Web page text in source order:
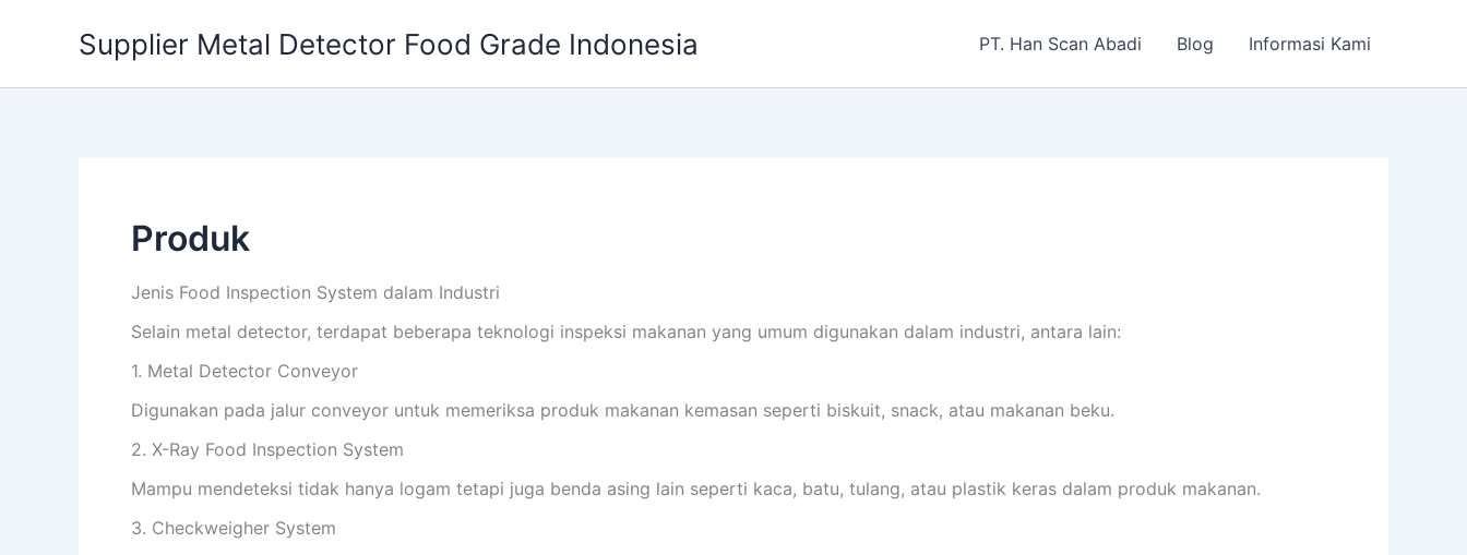
Supplier Metal Detector Food Grade Indonesia PT. Han Scan Abadi Blog Informasi Kami
Produk
Jenis Food Inspection System dalam Industri
Selain metal detector, terdapat beberapa teknologi inspeksi makanan yang umum digunakan dalam industri, antara lain:
1. Metal Detector Conveyor
Digunakan pada jalur conveyor untuk memeriksa produk makanan kemasan seperti biskuit, snack, atau makanan beku.
2. X-Ray Food Inspection System
Mampu mendeteksi tidak hanya logam tetapi juga benda asing lain seperti kaca, batu, tulang, atau plastik keras dalam produk makanan.
3. Checkweigher System